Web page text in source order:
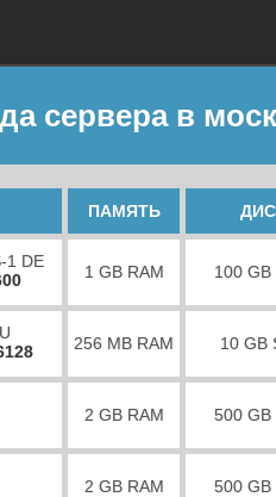
сервера в
ПАМЯТЬ
1 DE
1 GB RAM 100 GB
256 MB RAM 10 GB
2 GB RAM 500 GB
2 GB RAM 500 GB